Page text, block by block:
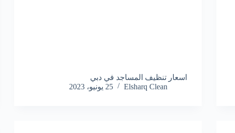
اسعار تنظيف المساجد في دبي
Elsharq Clean
25 يونيو، 2023